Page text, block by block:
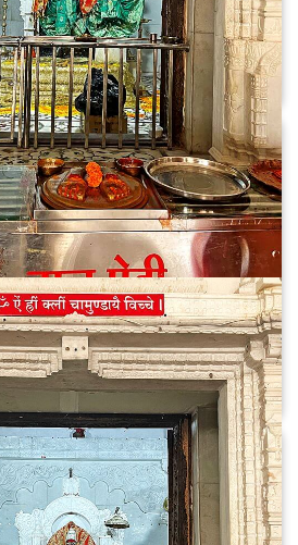
/ मुळगंगा मंदिर त्र्यंबकेश्वर, ता. त्र्यंबकेश्वर,
जि. नाशिक
अधिक माहिती
त्र्यंबकेश्वर / नाशिक, जि. नाशिक
अधिक माहिती